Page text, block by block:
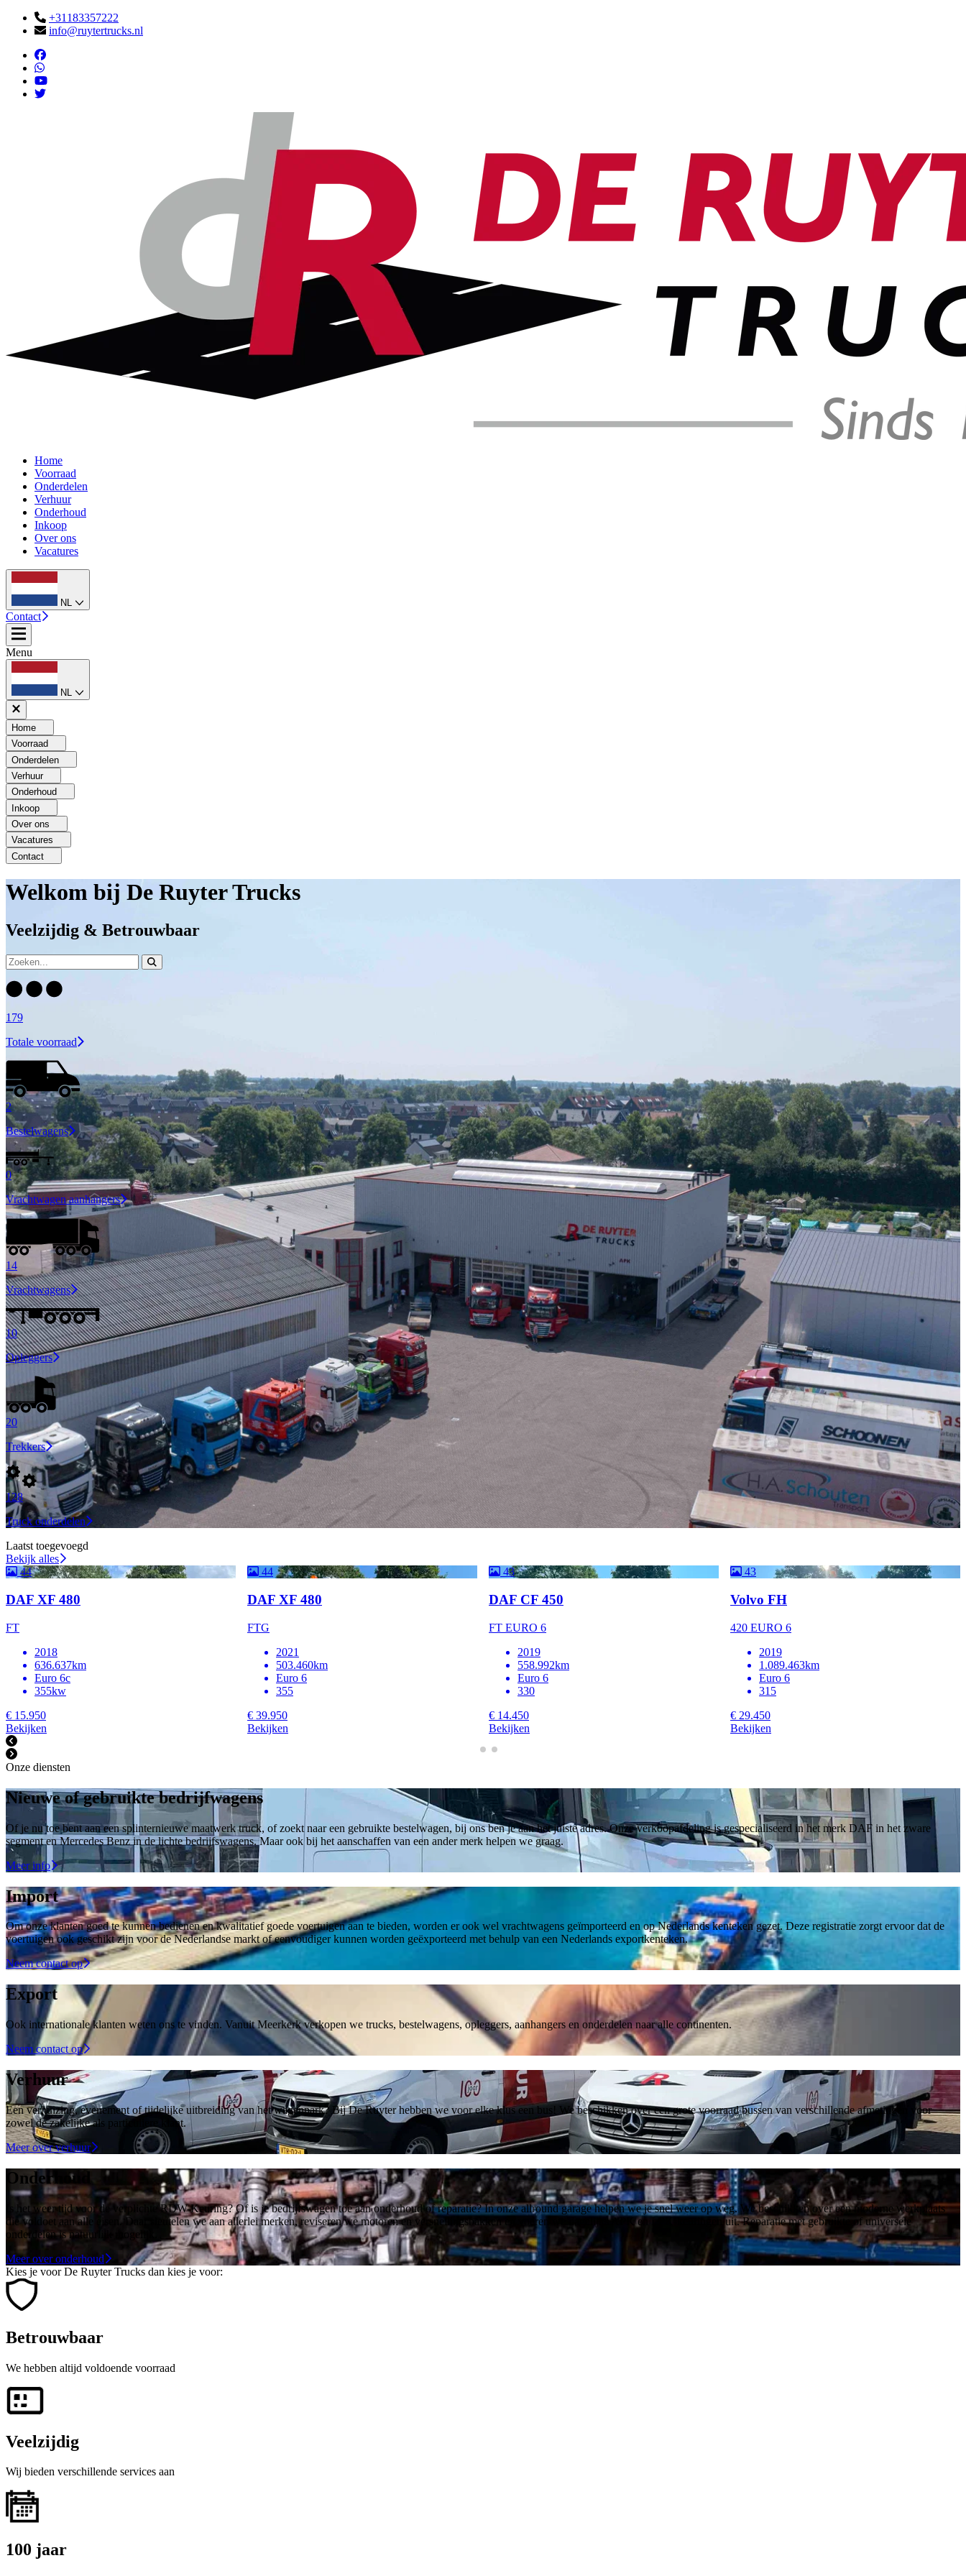
+31183357222
info@ruytertrucks.nl
Home
Voorraad
Onderdelen
Verhuur
Onderhoud
Inkoop
Over ons
Vacatures
NL
Contact
Menu
NL
Home
Voorraad
Onderdelen
Verhuur
Onderhoud
Inkoop
Over ons
Vacatures
Contact
Welkom bij De Ruyter Trucks
Veelzijdig & Betrouwbaar
179
Totale voorraad
2
Bestelwagens
0
Vrachtwagen aanhangers
14
Vrachtwagens
10
Opleggers
20
Trekkers
128
Truck onderdelen
Laatst toegevoegd
Bekijk alles
44
DAF XF 480
FT
2018
636.637km
Euro 6c
355kw
€ 15.950
Bekijken
44
DAF XF 480
FTG
2021
503.460km
Euro 6
355
€ 39.950
Bekijken
43
DAF CF 450
FT EURO 6
2019
558.992km
Euro 6
330
€ 14.450
Bekijken
43
Volvo FH
420 EURO 6
2019
1.089.463km
Euro 6
315
€ 29.450
Bekijken
Onze diensten
Nieuwe of gebruikte bedrijfwagens
Of je nu toe bent aan een splinternieuwe maatwerk truck, of zoekt naar een gebruikte bestelwagen, bij ons ben je aan het juiste adres. Onze verkoopafdeling is gespecialiseerd in het merk DAF in het zware
segment en Mercedes Benz in de lichte bedrijfswagens. Maar ook bij het aanschaffen van een ander merk helpen we graag.
Meer info
Import
Om onze klanten goed te kunnen bedienen en kwalitatief goede voertuigen aan te bieden, worden er ook wel vrachtwagens geïmporteerd en op Nederlands kenteken gezet. Deze registratie zorgt ervoor dat de
voertuigen ook geschikt zijn voor de Nederlandse markt of eenvoudiger kunnen worden geëxporteerd met behulp van een Nederlands exportkenteken.
Neem contact op
Export
Ook internationale klanten weten ons te vinden. Vanuit Meerkerk verkopen we trucks, bestelwagens, opleggers, aanhangers en onderdelen naar alle continenten.
Neem contact op
Verhuur
Een verhuizing, evenement of tijdelijke uitbreiding van het wagenpark? Bij De Ruyter hebben we voor elke klus een bus! We beschikken over een grote voorraad bussen van verschillende afmetingen voor
zowel de zakelijke als particuliere klant.
Meer over verhuur
Onderhoud
Is het weer tijd voor de verplichte RDW-Keuring? Of is je bedrijfswagen toe aan onderhoud of reparatie? In onze allround garage helpen we je snel weer op weg. We beschikken over een moderne werkplaats
die voldoet aan alle eisen. Daar sleutelen we aan allerlei merken, reviseren we motoren en versnellingsbakken en voeren we dagelijks APK en LPK-keuringen uit. Reparatie met gebruikte of universele
onderdelen is natuurlijk mogelijk.
Meer over onderhoud
Kies je voor De Ruyter Trucks dan kies je voor:
Betrouwbaar
We hebben altijd voldoende voorraad
Veelzijdig
Wij bieden verschillende services aan
100 jaar